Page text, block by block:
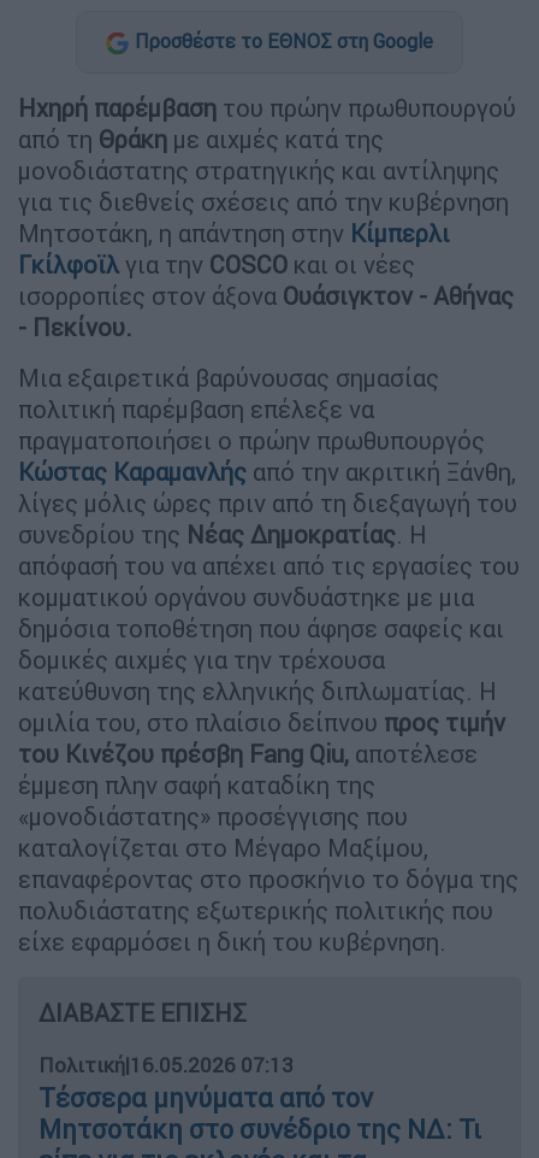
Προσθέστε το ΕΘΝΟΣ στη Google
Ηχηρή παρέμβαση του πρώην πρωθυπουργού
από τη Θράκη με αιχμές κατά της
μονοδιάστατης στρατηγικής και αντίληψης
για τις διεθνείς σχέσεις από την κυβέρνηση
Μητσοτάκη, η απάντηση στην Κίμπερλι
Γκίλφοϊλ για την COSCO και οι νέες
ισορροπίες στον άξονα Ουάσιγκτον - Αθήνας
- Πεκίνου.
Μια εξαιρετικά βαρύνουσας σημασίας
πολιτική παρέμβαση επέλεξε να
πραγματοποιήσει ο πρώην πρωθυπουργός
Κώστας Καραμανλής από την ακριτική Ξάνθη,
λίγες μόλις ώρες πριν από τη διεξαγωγή του
συνεδρίου της Νέας Δημοκρατίας. Η
απόφασή του να απέχει από τις εργασίες του
κομματικού οργάνου συνδυάστηκε με μια
δημόσια τοποθέτηση που άφησε σαφείς και
δομικές αιχμές για την τρέχουσα
κατεύθυνση της ελληνικής διπλωματίας. Η
ομιλία του, στο πλαίσιο δείπνου προς τιμήν
του Κινέζου πρέσβη Fang Qiu, αποτέλεσε
έμμεση πλην σαφή καταδίκη της
«μονοδιάστατης» προσέγγισης που
καταλογίζεται στο Μέγαρο Μαξίμου,
επαναφέροντας στο προσκήνιο το δόγμα της
πολυδιάστατης εξωτερικής πολιτικής που
είχε εφαρμόσει η δική του κυβέρνηση.
ΔΙΑΒΑΣΤΕ ΕΠΙΣΗΣ
Πολιτική|16.05.2026 07:13
Τέσσερα μηνύματα από τον
Μητσοτάκη στο συνέδριο της ΝΔ: Τι